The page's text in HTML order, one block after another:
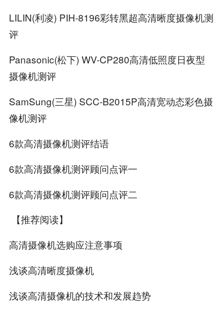
LILIN(利凌) PIH-8196彩转黑超高清晰度摄像机测
评
Panasonic(松下) WV-CP280高清低照度日夜型
摄像机测评
SamSung(三星) SCC-B2015P高清宽动态彩色摄
像机测评
6款高清摄像机测评结语
6款高清摄像机测评顾问点评一
6款高清摄像机测评顾问点评二
【推荐阅读】
高清摄像机选购应注意事项
浅谈高清晰度摄像机
浅谈高清摄像机的技术和发展趋势